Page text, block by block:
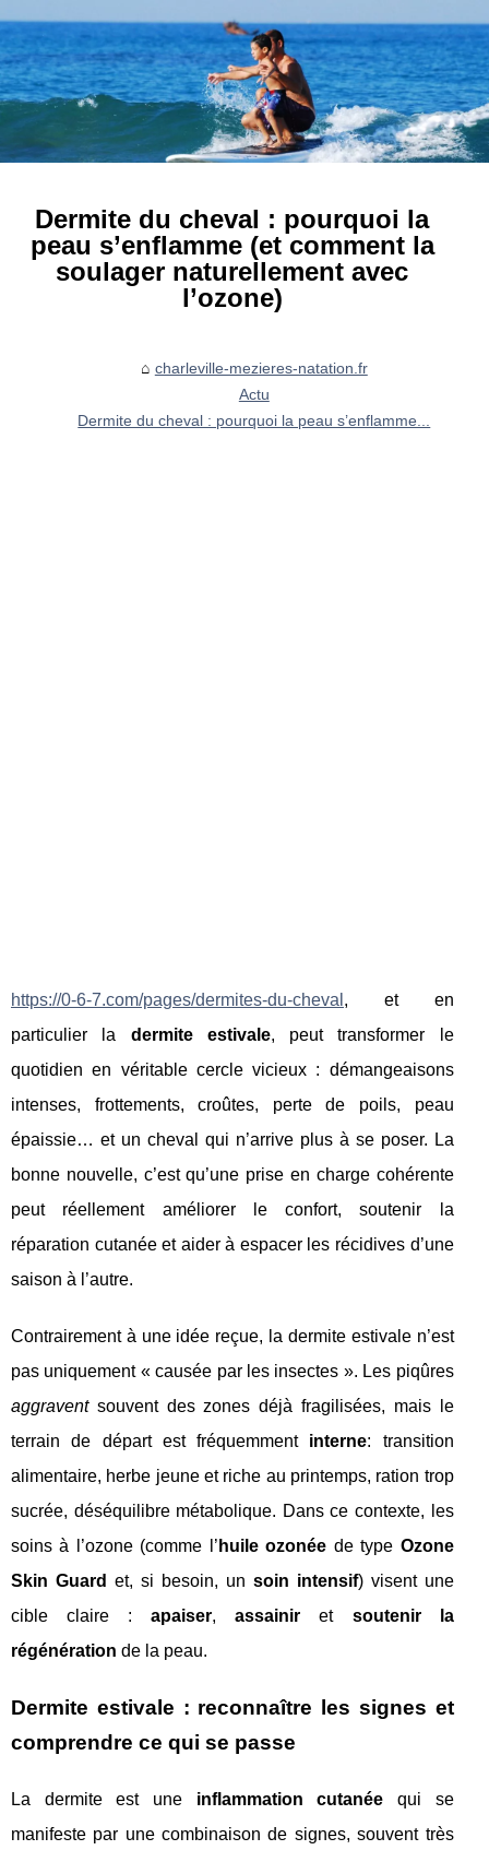
Dermite du cheval : pourquoi la
peau s’enflamme (et comment la
soulager naturellement avec
l’ozone)
charleville-mezieres-natation.fr
Actu
Dermite du cheval : pourquoi la peau s’enflamme...
https://0-6-7.com/pages/dermites-du-cheval , et en
particulier la dermite estivale, peut transformer le
quotidien en véritable cercle vicieux : démangeaisons
intenses, frottements, croûtes, perte de poils, peau
épaissie… et un cheval qui n’arrive plus à se poser. La
bonne nouvelle, c’est qu’une prise en charge cohérente
peut réellement améliorer le confort, soutenir la
réparation cutanée et aider à espacer les récidives d’une
saison à l’autre.
Contrairement à une idée reçue, la dermite estivale n’est
pas uniquement « causée par les insectes ». Les piqûres
aggraventsouvent des zones déjà fragilisées, mais le
terrain de départ est fréquemment interne: transition
alimentaire, herbe jeune et riche au printemps, ration trop
sucrée, déséquilibre métabolique. Dans ce contexte, les
soins à l’ozone (comme l’ huile ozonée de type Ozone
Skin Guard et, si besoin, un soin intensif) visent une
cible claire :apaiser,assainir et soutenir la
régénération de la peau.
Dermite estivale : reconnaître les signes et
comprendre ce qui se passe
La dermite est une inflammation cutanée qui se
manifeste par une combinaison de signes, souvent très